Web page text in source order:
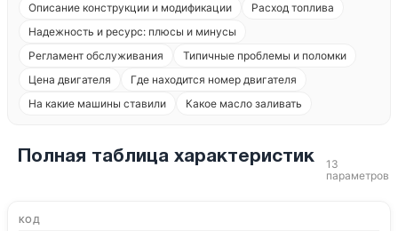
Описание конструкции и модификации
Расход топлива
Надежность и ресурс: плюсы и минусы
Регламент обслуживания
Типичные проблемы и поломки
Цена двигателя
Где находится номер двигателя
На какие машины ставили
Какое масло заливать
Полная таблица характеристик
13
параметров
КОД